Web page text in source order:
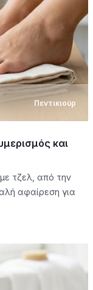
Πεντικιούρ
και
τζελ, από την
αφαίρεση για